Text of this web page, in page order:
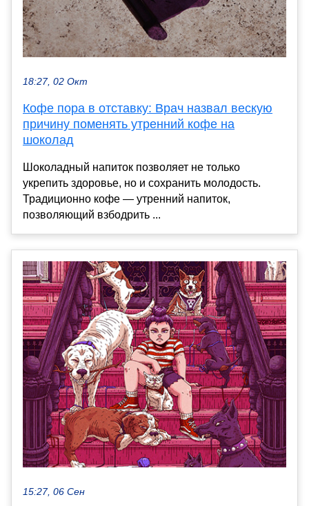
18:27, 02 Окт
Кофе пора в отставку: Врач назвал вескую
причину поменять утренний кофе на
шоколад
Шоколадный напиток позволяет не только
укрепить здоровье, но и сохранить молодость.
Традиционно кофе — утренний напиток,
позволяющий взбодрить ...
15:27, 06 Сен